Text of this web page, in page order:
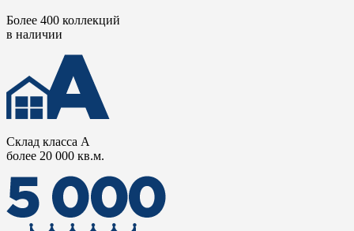
Более 400 коллекций
в наличии
Склад класса А
более 20 000 кв.м.